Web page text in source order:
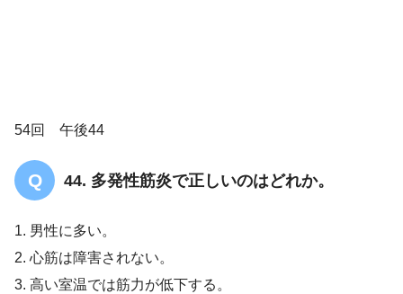
54回 午後44
44. 多発性筋炎で正しいのはどれか。
1. 男性に多い。
2. 心筋は障害されない。
3. 高い室温では筋力が低下する。